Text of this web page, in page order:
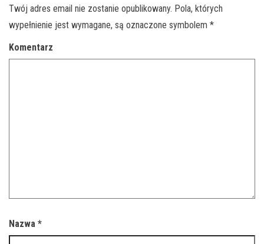
Twój adres email nie zostanie opublikowany. Pola, których
wypełnienie jest wymagane, są oznaczone symbolem *
Komentarz
Nazwa *